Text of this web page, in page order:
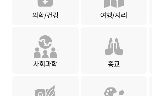
의학/건강 여행/지리
사회과학 종교